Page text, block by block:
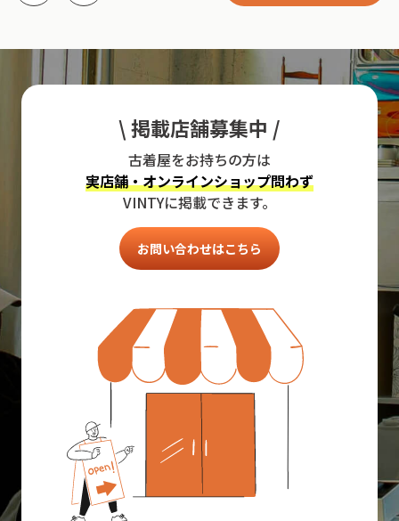
\ 掲載店舗募集中 /
古着屋をお持ちの方は
実店舗・オンラインショップ問わず
VINTYに掲載できます。
お問い合わせはこちら